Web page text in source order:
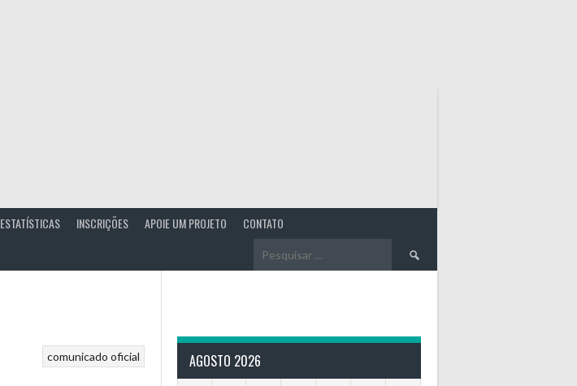
ESTATÍSTICAS INSCRIÇÕES APOIE UM PROJETO CONTATO
Pesquisar
por:
comunicado oficial AGOSTO 2026